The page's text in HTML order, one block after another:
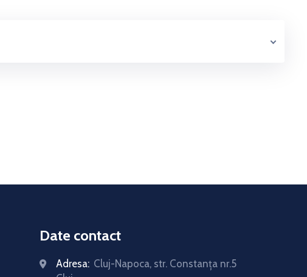
Date contact
Adresa: Cluj-Napoca, str. Constanţa nr.5